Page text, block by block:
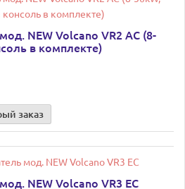
NEW Volcano VR2 AC (8-
в комплекте)
заказ
NEW Volcano VR3 EC